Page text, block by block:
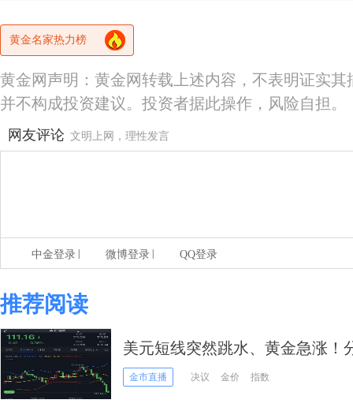
黄金名家热力榜
黄金网声明：黄金网转载上述内容，不表明证实
并不构成投资建议。投资者据此操作，风险自担。
网友评论 文明上网，理性发言
中金登录 | 微博登录 | QQ登录
推荐阅读
美元短线突然跳水、黄金急涨！
金价恐再大涨逾20美元
金市直播 决议 金价 指数